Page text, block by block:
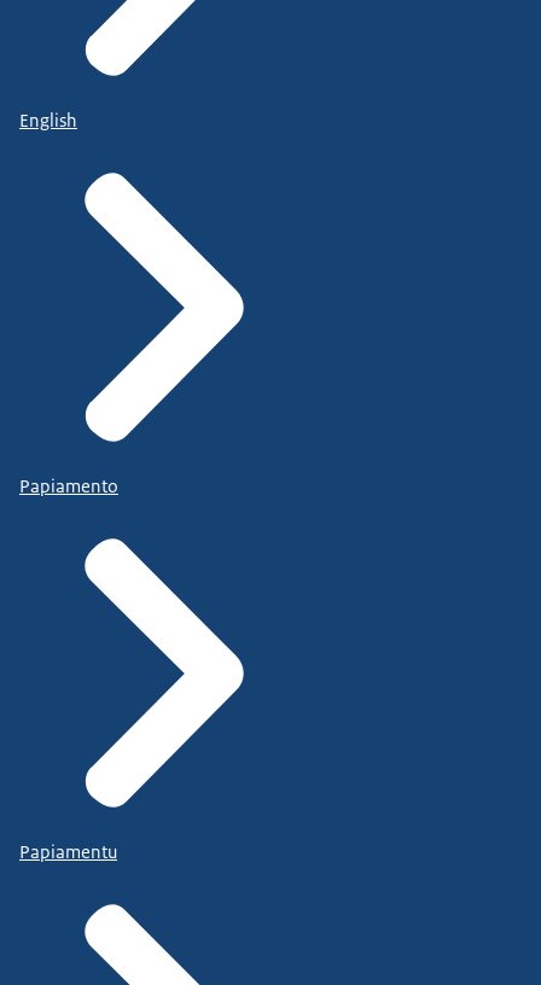
English
Papiamento
Papiamentu